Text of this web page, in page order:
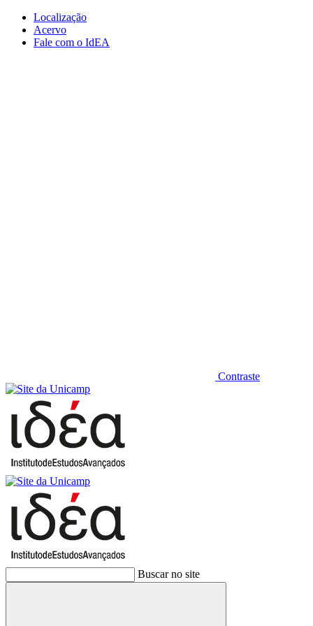
Conteúdo principal
Localização
Acervo
Fale com o IdEA
Contraste
Buscar no site